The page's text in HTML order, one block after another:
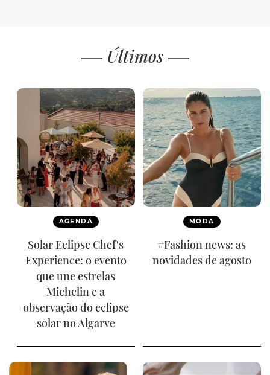
Últimos
AGENDA
Solar Eclipse Chef's
Experience: o evento
que une estrelas
Michelin e a
observação do eclipse
solar no Algarve
MODA
#Fashion news: as
novidades de agosto